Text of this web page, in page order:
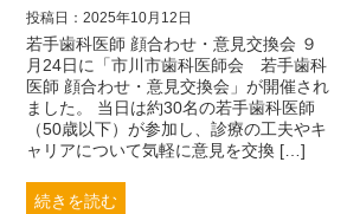
投稿日：2025年10月12日
若手歯科医師 顔合わせ・意見交換会 ９
月24日に「市川市歯科医師会 若手歯科
医師 顔合わせ・意見交換会」が開催され
ました。 当日は約30名の若手歯科医師
（50歳以下）が参加し、診療の工夫やキ
ャリアについて気軽に意見を交換 […]
続きを読む